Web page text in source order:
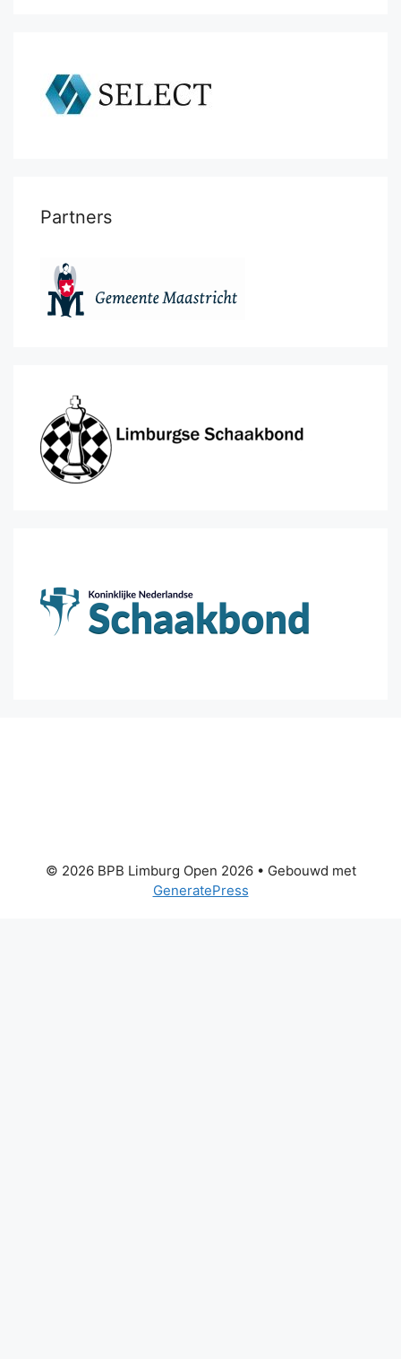
Partners
© 2026 BPB Limburg Open 2026• Gebouwd met
GeneratePress